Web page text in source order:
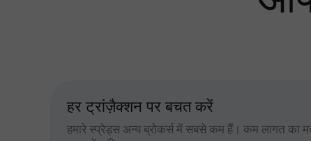
हर ट्रांज़ैक्शन पर बचत करें
हमारे स्प्रेड्स अन्य ब्रोकर्स में सबसे कम हैं। कम लागत का